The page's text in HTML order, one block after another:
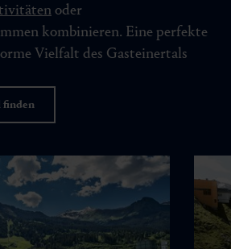
oder
kombinieren. Eine perfekte
Vielfalt des Gasteinertals
finden